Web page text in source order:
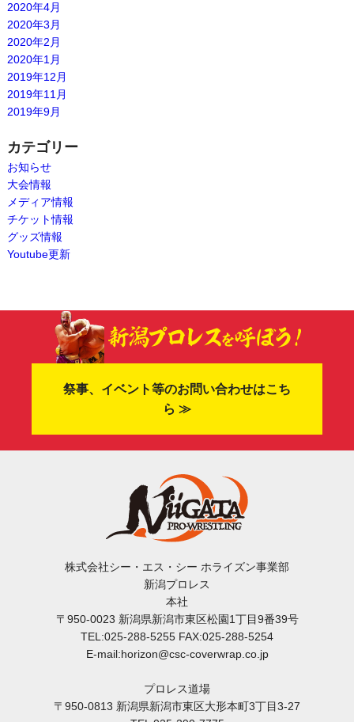
2020年4月
2020年3月
2020年2月
2020年1月
2019年12月
2019年11月
2019年9月
カテゴリー
お知らせ
大会情報
メディア情報
チケット情報
グッズ情報
Youtube更新
祭事、イベント等のお問い合わせはこち
ら ≫
株式会社シー・エス・シー ホライズン事業部
新潟プロレス
本社
〒950-0023 新潟県新潟市東区松園1丁目9番39号
TEL:025-288-5255 FAX:025-288-5254
E-mail:horizon@csc-coverwrap.co.jp
プロレス道場
〒950-0813 新潟県新潟市東区大形本町3丁目3-27